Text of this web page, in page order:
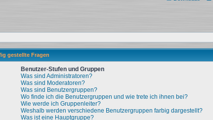
gestellte Fragen
Benutzer-Stufen und Gruppen
Was sind Administratoren?
Was sind Moderatoren?
Was sind Benutzergruppen?
Wo finde ich die Benutzergruppen und wie trete ich ihnen bei?
Wie werde ich Gruppenleiter?
Weshalb werden verschiedene Benutzergruppen farbig dargestellt?
Was ist eine Hauptgruppe?